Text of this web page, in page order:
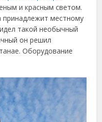
и красным светом.
принадлежит местному
такой необычный
он решил
Оборудование